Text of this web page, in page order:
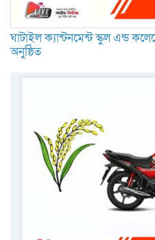
ঘাটাইল ক্যান্টনমেন্ট স্কুল এন্ড
অনুষ্ঠিত